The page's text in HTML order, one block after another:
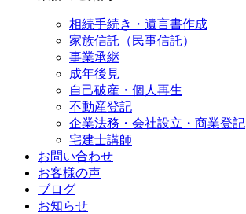
相続手続き・遺言書作成
家族信託（民事信託）
事業承継
成年後見
自己破産・個人再生
不動産登記
企業法務・会社設立・商業登記
宅建士講師
お問い合わせ
お客様の声
ブログ
お知らせ